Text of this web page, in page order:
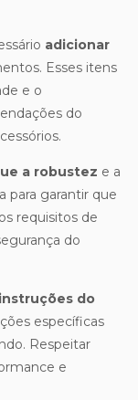
adicionar
Esses itens
e o
do
a robustez e a
para garantir que
requisitos de
do
instruções do
específicas
Respeitar
e